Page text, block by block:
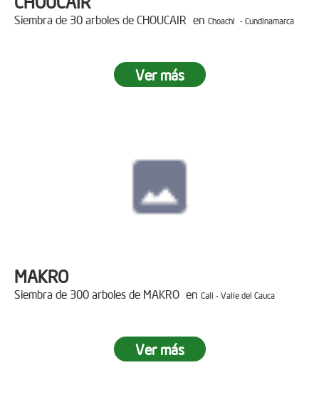
Siembra de 30 arboles de CHOUCAIR en Choachi - Cundinamarca
Ver más
MAKRO
Siembra de 300 arboles de MAKRO en Cali - Valle del Cauca
Ver más